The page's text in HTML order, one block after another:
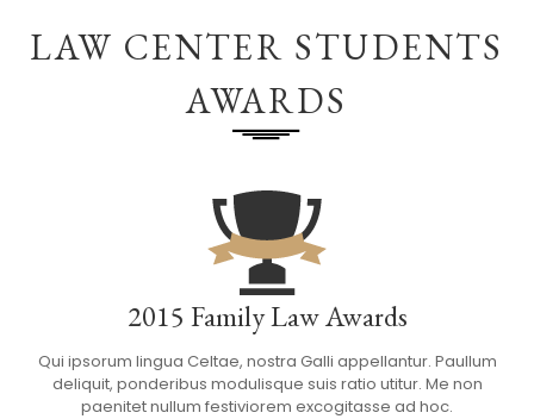
LAW CENTER STUDENTS
AWARDS
2015 Family Law Awards
Qui ipsorum lingua Celtae, nostra Galli appellantur. Paullum
deliquit, ponderibus modulisque suis ratio utitur. Me non
paenitet nullum festiviorem excogitasse ad hoc.